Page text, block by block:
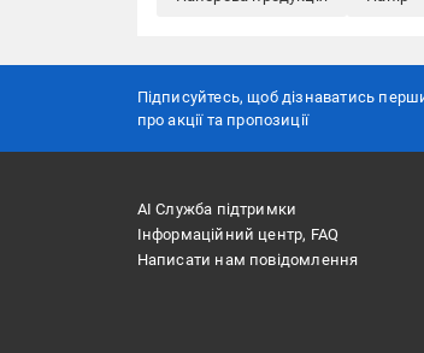
Підписуйтесь, щоб дізнаватись
про акції та пропозиції
АІ Служба підтримки
Інформаційний центр, FAQ
Написати нам повідомлення